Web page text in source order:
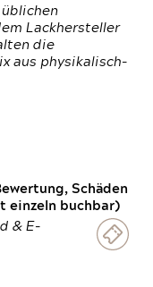
Lackhersteller
die
aus physikalisch-
Schäden
einzeln buchbar)
& E-